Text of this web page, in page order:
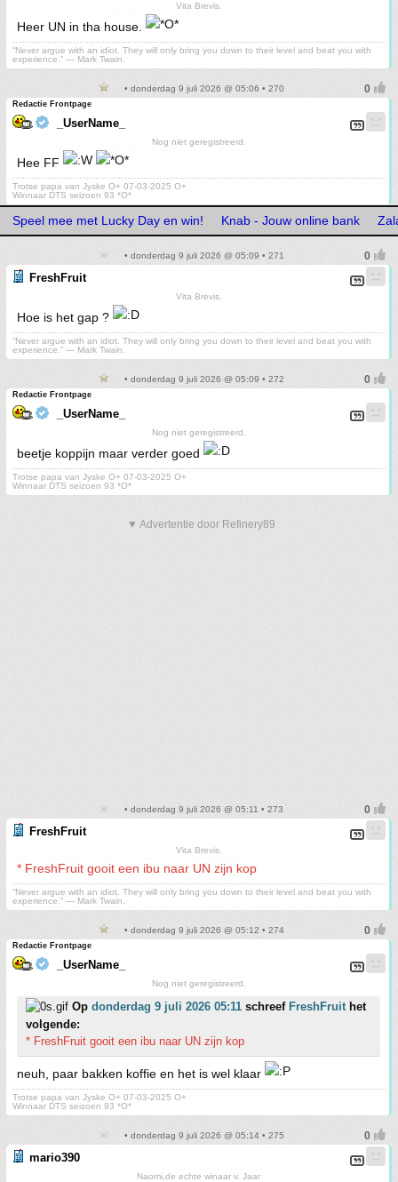
Vita Brevis.
Heer UN in tha house.
“Never argue with an idiot. They will only bring you down to their level and beat you with
experience.” ― Mark Twain.
• donderdag 9 juli 2026 @ 05:06 • 270
Redactie Frontpage
_UserName_
Nog niet geregistreerd.
Hee FF
Trotse papa van Jyske O+ 07-03-2025 O+
Winnaar DTS seizoen 93 *O*
Speel mee met Lucky Day en win! Knab - Jouw online bank
• donderdag 9 juli 2026 @ 05:09 • 271
FreshFruit
Vita Brevis.
Hoe is het gap ?
“Never argue with an idiot. They will only bring you down to their level and beat you with
experience.” ― Mark Twain.
• donderdag 9 juli 2026 @ 05:09 • 272
Redactie Frontpage
_UserName_
Nog niet geregistreerd.
beetje koppijn maar verder goed
Trotse papa van Jyske O+ 07-03-2025 O+
Winnaar DTS seizoen 93 *O*
▼ Advertentie door Refinery89
• donderdag 9 juli 2026 @ 05:11 • 273
FreshFruit
Vita Brevis.
* FreshFruit gooit een ibu naar UN zijn kop
“Never argue with an idiot. They will only bring you down to their level and beat you with
experience.” ― Mark Twain.
• donderdag 9 juli 2026 @ 05:12 • 274
Redactie Frontpage
_UserName_
Nog niet geregistreerd.
Op donderdag 9 juli 2026 05:11 schreef FreshFruithet
volgende:
* FreshFruit gooit een ibu naar UN zijn kop
neuh, paar bakken koffie en het is wel klaar
Trotse papa van Jyske O+ 07-03-2025 O+
Winnaar DTS seizoen 93 *O*
• donderdag 9 juli 2026 @ 05:14 • 275
mario390
Naomi,de echte winaar v. Jaar